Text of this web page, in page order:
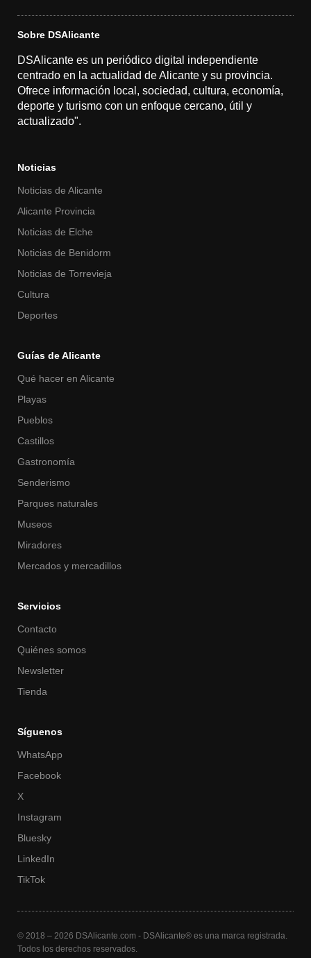
Sobre DSAlicante
DSAlicante es un periódico digital independiente
centrado en la actualidad de Alicante y su provincia.
Ofrece información local, sociedad, cultura, economía,
deporte y turismo con un enfoque cercano, útil y
actualizado".
Noticias
Noticias de Alicante
Alicante Provincia
Noticias de Elche
Noticias de Benidorm
Noticias de Torrevieja
Cultura
Deportes
Guías de Alicante
Qué hacer en Alicante
Playas
Pueblos
Castillos
Gastronomía
Senderismo
Parques naturales
Museos
Miradores
Mercados y mercadillos
Servicios
Contacto
Quiénes somos
Newsletter
Tienda
Síguenos
WhatsApp
Facebook
X
Instagram
Bluesky
LinkedIn
TikTok
© 2018 – 2026 DSAlicante.com - DSAlicante® es una marca registrada.
Todos los derechos reservados.